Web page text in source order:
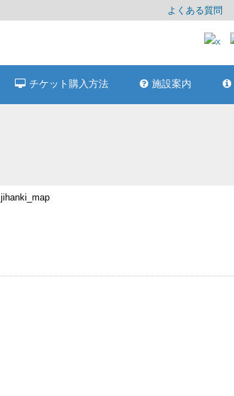
よくある質問
チケット購入方法 施設案内
jihanki_map